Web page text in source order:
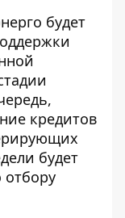
будет
кредитов
будет